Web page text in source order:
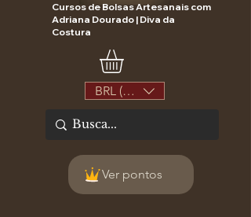
Cursos de Bolsas Artesanais com
Adriana Dourado | Diva da
Costura
BRL (R$)
Ver pontos